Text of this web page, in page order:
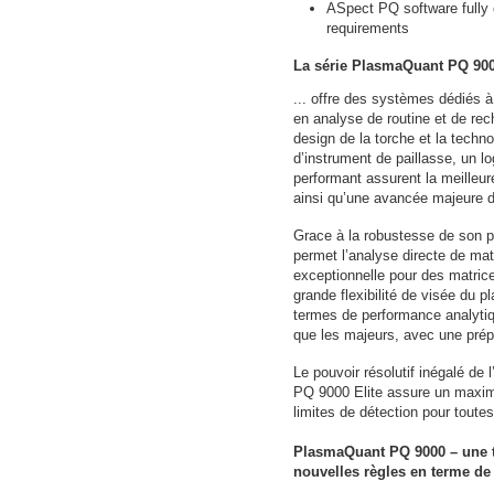
ASpect PQ software fully
requirements
La série PlasmaQuant PQ
... offre des systèmes dédiés
en analyse de routine et de
design de la torche et la
d’instrument de paillasse, un
performant assurent la
ainsi qu’une avancée majeure
Grace à la robustesse de son
permet l’analyse directe de
exceptionnelle pour des
grande flexibilité de visée du
termes de performance
que les majeurs, avec une
Le pouvoir résolutif inégalé de
PQ 9000 Elite assure un
limites de détection pour
PlasmaQuant PQ 9000 –
nouvelles règles en terme